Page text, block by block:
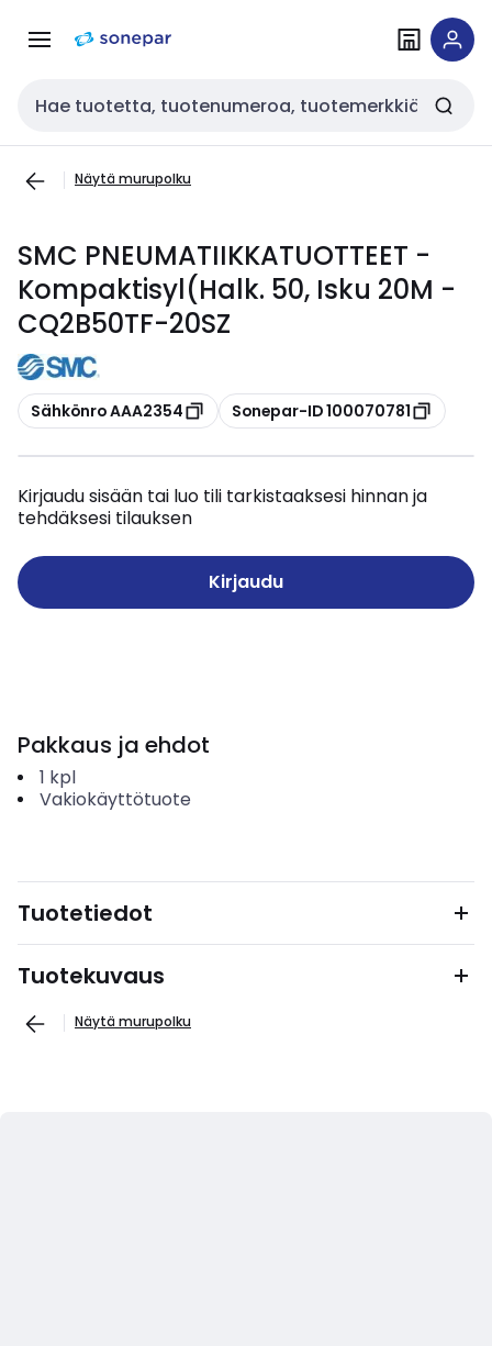
navigointiinsisältöön
Haku
Näytä murupolku
SMC PNEUMATIIKKATUOTTEET -
Kompaktisyl(Halk. 50, Isku 20M -
CQ2B50TF-20SZ
Kopioi
Sähkönro AAA2354 Kopioi
Sonepar-ID 100070781
Kirjaudu sisään tai luo tili tarkistaaksesi hinnan ja
tehdäksesi tilauksen
Kirjaudu
Pakkaus ja ehdot
1 kpl
Vakiokäyttötuote
Tuotetiedot
Tuotekuvaus
Näytä murupolku